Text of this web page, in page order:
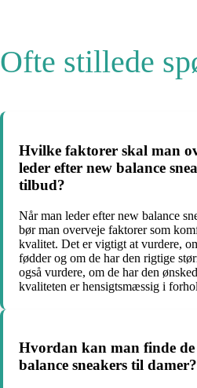
Ofte stillede
Hvilke faktorer skal man
leder efter new balance
tilbud?
Når man leder efter new balance
bør man overveje faktorer som
kvalitet. Det er vigtigt at vurdere,
fødder og om de har den rigtige
også vurdere, om de har den
kvaliteten er hensigtsmæssig i
Hvordan kan man finde
balance sneakers til damer?